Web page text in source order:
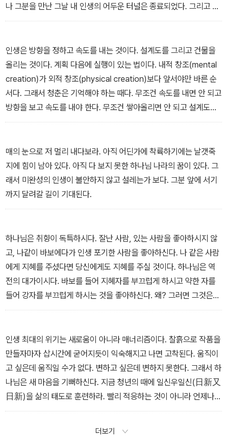
나 그분을 만난 그날 내 인생의 어두운 터널은 종료되었다. 그리고 나
는 빛을 보았다. 살고 싶은 의욕이 생겼고 하고 싶은 일이 생겼고 집
시작되었다.
그래서 그런지 청소년을 보면 그들의 마음이 보인다. 웃고 있어도 울
고 있는 영혼이 보이고, 괜찮은 척 애쓰지만 가까스로 버티고 있는 것
이 보인다. 대학에 들어가자마자 8년간 중고등부 교사로 섬겼다. 전
도사가 되어 5년간 청소년사역자로 섬겼다. 그리고 지금까지 청년사
역자로 5년째 섬기고 있다. 전도사 때 가르쳤던 중학생들이 대학을
애의 기쁨과 실연의 아픔 그리고 더 어려운 결혼의 관문을 통과하는
것을 곁에서 지켜보며 그들이 잘되기를 응원하고 있다.
이제 그들이 비전을 이루었다고 깃발을 꽂고 손을 흔들며 기뻐하는
모습에 환호성을 지른다. 그러나 이내 정신을 차리게 된다. ‘이제 베이
직 인생 레이스가 한참 남았다. 심호흡하고 꾸준히 가거라. 우리모두
최후 승자가 되어야지.”
또 어떤 청년은 결혼하여 자녀를 낳아 데려오더니 나를 “할아버지”라
고 소개하였고, 그러자 어린 아이가 내게 “할아비”라고 부른다(아직
은 한참 젊지만). 가슴이 뭉클하다. 손주들에게 용돈을 쥐어 주고 돌
15년 전 이메일을 본격적으로 이용하면서 사용했던 아이디가 ‘오빠
리’(Oppalee)였다. 그러나 이제는 ‘아빠리’(Appalee)로 바뀌었다.
어느새 하나님이 내 마음에 아비의 마음을 부어 주셨기 때문이다.
“그리스도 안에서 일만 스승이 있으되 아버지는 많지 아니하니 그리
스도 예수 안에서 내가 복음으로써 너희를 낳았음이라”(고전 4:15).
이 말씀대로 가르치는 스승이 아니라, 자식이 잘되기를 바라는 아비
인생은 방향을 정하고 속도를 내는 것이다. 설계도를 그리고 건물을
올리는 것이다. 계획 다음에 실행이 있는 법이다. 내적 창조(mental
creation)가 외적 창조(physical creation)보다 앞서야만 바른 순
서다. 그래서 청춘은 기억해야 하는 때다. 무조건 속도를 내면 안 되고
방향을 보고 속도를 내야 한다. 무조건 쌓아올리면 안 되고 설계도를
보고 쌓아올려야 한다. 그러므로 신앙이 없는 스펙 쌓기는 모래성과
다? 아니다. 거꾸로 되어야 한다.
매의 눈으로 저 멀리 내다보라. 아직 어딘가에 착륙하기에는 날갯죽
지에 힘이 남아 있다. 아직 다 보지 못한 하나님 나라의 꿈이 있다. 그
래서 미완성의 인생이 불안하지 않고 설레는가 보다. 그분 앞에 서기
까지 달려갈 길이 기대된다.
하나님은 취향이 독특하시다. 잘난 사람, 있는 사람을 좋아하시지 않
고, 나같이 바보에다가 인생 포기한 사람을 좋아하신다. 나 같은 사람
에게 지혜를 주셨다면 당신에게도 지혜를 주실 것이다. 하나님은 역
전의 대가이시다. 바보를 들어 지혜자를 부끄럽게 하시고 약한 자를
들어 강자를 부끄럽게 하시는 것을 좋아하신다. 왜? 그러면 그것은
사람이 한 것이 아니라 하나님이 하신 것이 분명해지기 때문이다.
인생 최대의 위기는 새로움이 아니라 매너리즘이다. 찰흙으로 작품을
만들자마자 삽시간에 굳어지듯이 익숙해지고 나면 고착된다. 움직이
고 싶은데 움직일 수가 없다. 변하고 싶은데 변하지 못한다. 그래서 하
나님은 새 마음을 기뻐하신다. 지금 청년의 때에 일신우일신(日新又
日新)을 삶의 태도로 훈련하라. 빨리 적응하는 것이 아니라 언제나
새로워지는 것에 자부심을 가지라.
더보기